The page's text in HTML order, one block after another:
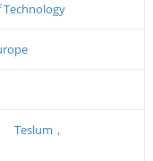
Technology
Teslum，